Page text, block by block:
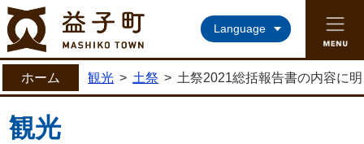
益子町ホームページ
Language
ホーム 観光 > 土祭 > 土祭2021総括報告書の内容に
観光